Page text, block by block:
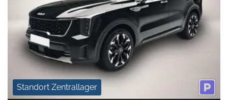
Standort Zentrallager